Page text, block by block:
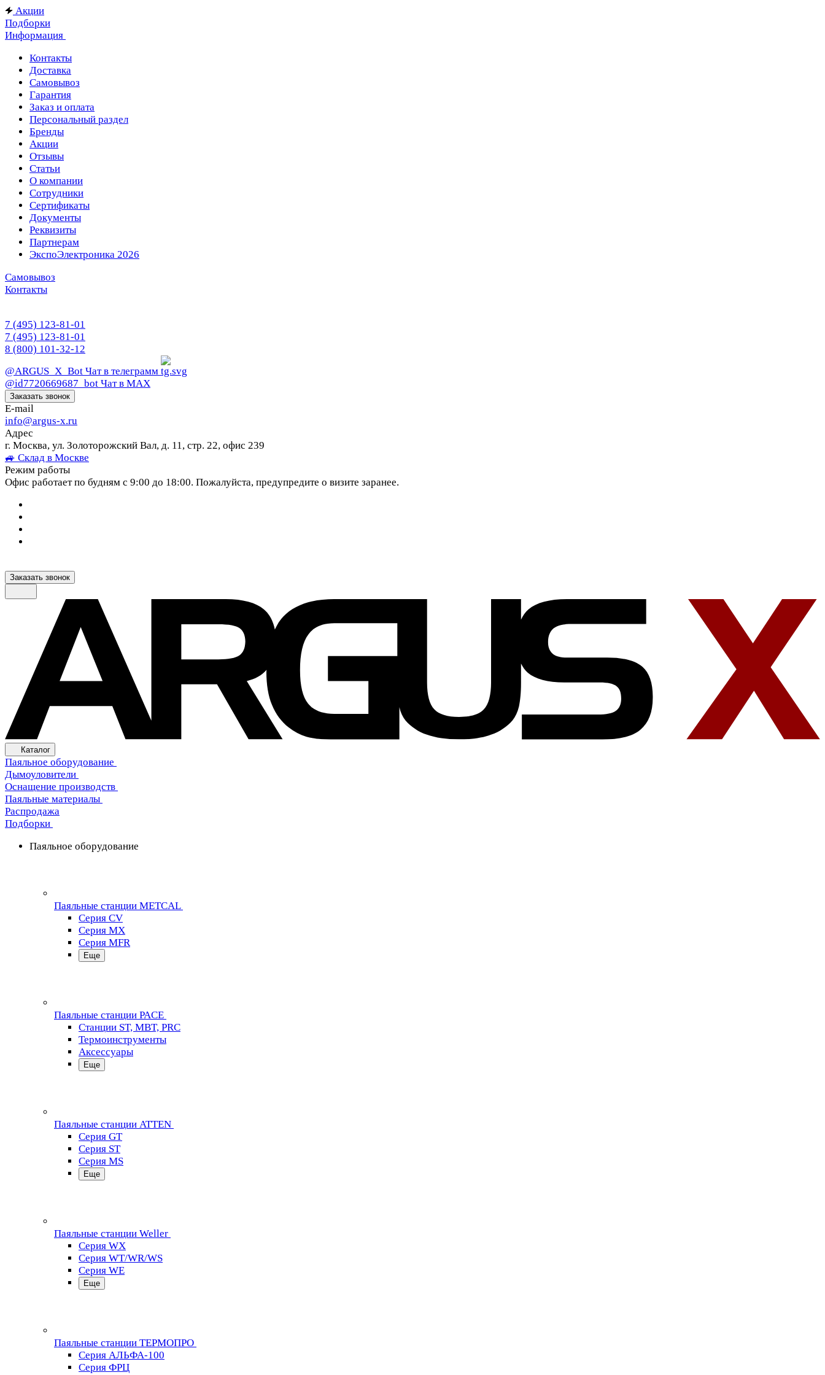
Акции
Подборки
Информация
Контакты
Доставка
Самовывоз
Гарантия
Заказ и оплата
Персональный раздел
Бренды
Акции
Отзывы
Статьи
О компании
Сотрудники
Сертификаты
Документы
Реквизиты
Партнерам
ЭкспоЭлектроника 2026
Самовывоз
Контакты
7 (495) 123-81-01
7 (495) 123-81-01
8 (800) 101-32-12
@ARGUS_X_Bot Чат в телеграмм
@id7720669687_bot Чат в МАХ
Заказать звонок
E-mail
info@argus-x.ru
Адрес
г. Москва, ул. Золоторожский Вал, д. 11, стр. 22, офис 239
🚙 Склад в Москве
Режим работы
Офис работает по будням с 9:00 до 18:00. Пожалуйста, предупредите о визите заранее.
Заказать звонок
Каталог
Паяльное оборудование
Дымоуловители
Оснащение производств
Паяльные материалы
Распродажа
Подборки
Паяльное оборудование
Паяльные станции METCAL
Серия CV
Серия MX
Серия MFR
Еще
Паяльные станции PACE
Станции ST, MBT, PRC
Термоинструменты
Аксессуары
Еще
Паяльные станции ATTEN
Серия GT
Серия ST
Серия MS
Еще
Паяльные станции Weller
Серия WX
Серия WT/WR/WS
Серия WE
Еще
Паяльные станции ТЕРМОПРО
Серия АЛЬФА-100
Серия ФРЦ